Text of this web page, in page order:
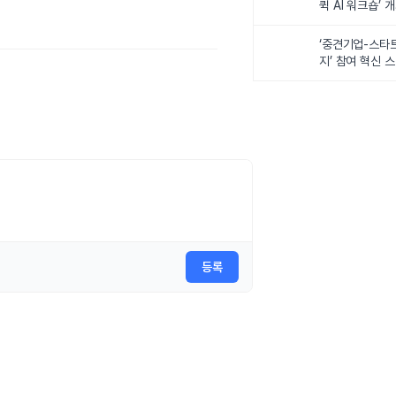
등록
퀵 AI 워크숍’
‘중견기업-스타
지’ 참여 혁신